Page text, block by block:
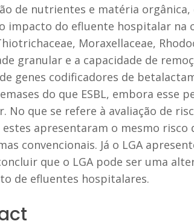
de nutrientes e matéria
impacto do efluente hospitalar na
Moraxellaceae,
granular e a capacidade de
genes codificadores de
do que ESBL, embora
No que se refere à avaliação de
estes apresentaram o mesmo
convencionais. Já o LGA
que o LGA pode ser uma
de efluentes hospitalares.